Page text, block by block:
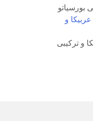
و ترکیبی